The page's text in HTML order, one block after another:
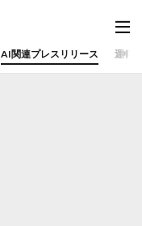
AI関連プレスリリース 運営